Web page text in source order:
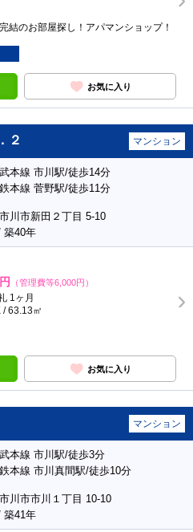
結のお部屋探し！アパマンショップ！
お気に入り
２ マンション
本線 市川駅/徒歩14分
本線 菅野駅/徒歩11分
川市新田２丁目 5-10
築40年
（管理費等6,000円）
1ヶ月
/ 63.13㎡
お気に入り
マンション
本線 市川駅/徒歩3分
本線 市川真間駅/徒歩10分
川市市川１丁目 10-10
築41年